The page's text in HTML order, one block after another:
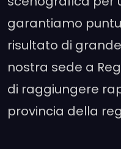
garantiamo
risultato di
nostra sede a
di raggiungere
provincia della